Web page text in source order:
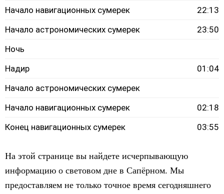
Начало навигационных сумерек
22:13
Начало астрономических сумерек
23:50
Ночь
Надир
01:04
Начало астрономических сумерек
Начало навигационных сумерек
02:18
Конец навигационных сумерек
03:55
На этой странице вы найдете исчерпывающую
информацию о световом дне в Сапёрном. Мы
предоставляем не только точное время сегодняшнего